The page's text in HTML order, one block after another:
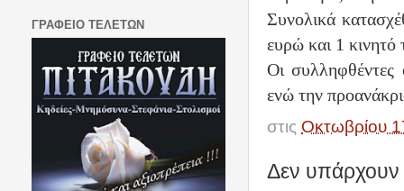
Συνολικά
ευρώ και 1
Οι
ενώ την
στις Οκτωβρίου
Δεν υπάρχουν
ΓΡΑΦΕΙΟ ΤΕΛΕΤΩΝ